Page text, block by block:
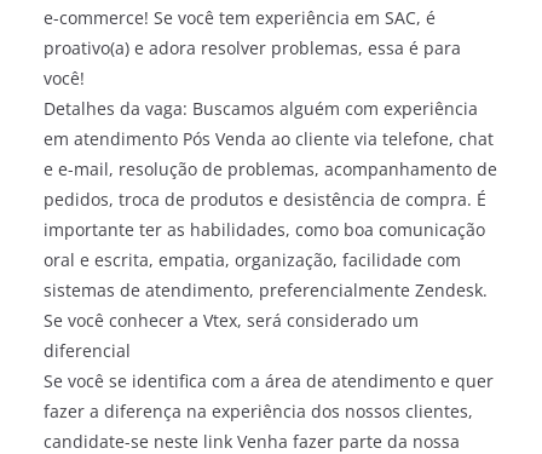
e-commerce! Se você tem experiência em SAC, é
proativo(a) e adora resolver problemas, essa é para
você!
Detalhes da vaga: Buscamos alguém com experiência
em atendimento Pós Venda ao cliente via telefone, chat
e e-mail, resolução de problemas, acompanhamento de
pedidos, troca de produtos e desistência de compra. É
importante ter as habilidades, como boa comunicação
oral e escrita, empatia, organização, facilidade com
sistemas de atendimento, preferencialmente Zendesk.
Se você conhecer a Vtex, será considerado um
diferencial
Se você se identifica com a área de atendimento e quer
fazer a diferença na experiência dos nossos clientes,
candidate-se neste link Venha fazer parte da nossa